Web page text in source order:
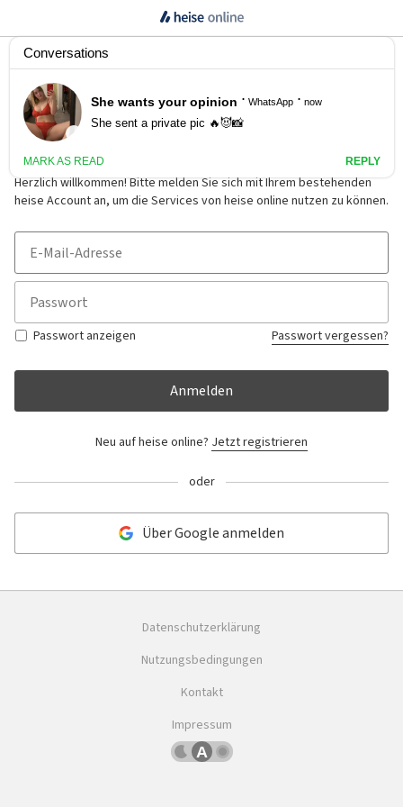
Herzlich willkommen! Bitte melden Sie sich mit Ihrem bestehenden
heise Account an, um die Services von heise online nutzen zu können.
Passwort anzeigen Passwort vergessen?
Anmelden
Neu auf heise online? Jetzt registrieren
oder
Über Google anmelden
Datenschutzerklärung
Nutzungsbedingungen
Kontakt
Impressum
DunklesBetriebssystemeinstellung
Helles